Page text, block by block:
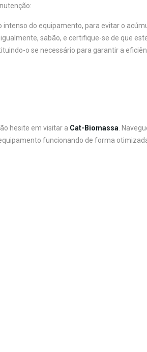
do equipamento, para evitar o
sabão, e certifique-se de que
o se necessário para garantir a
hesite em visitar a Cat-Biomassa.
funcionando de forma